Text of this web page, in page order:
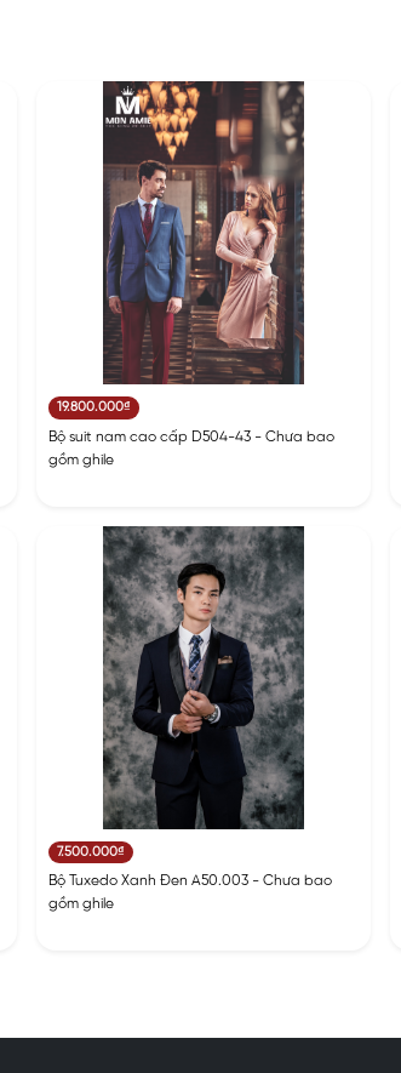
19.800.000₫
Bộ suit nam cao cấp D504-43 - Chưa bao
gồm ghile
7.500.000₫
Bộ Tuxedo Xanh Đen A50.003 - Chưa bao
gồm ghile